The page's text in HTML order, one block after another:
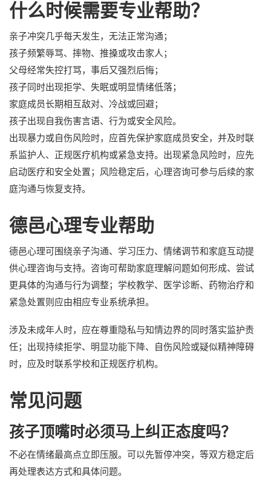
什么时候需要专业帮助？
亲子冲突几乎每天发生，无法正常沟通；
孩子频繁辱骂、摔物、推搡或攻击家人；
父母经常失控打骂，事后又强烈后悔；
孩子同时出现拒学、失眠或明显情绪低落；
家庭成员长期相互敌对、冷战或回避；
孩子出现自我伤害言语、行为或安全风险。
出现暴力或自伤风险时，应首先保护家庭成员安全，并及时联
系监护人、正规医疗机构或紧急支持。出现紧急风险时，应先
启动医疗和安全处置；风险稳定后，心理咨询可参与后续的家
庭沟通与恢复支持。
德邑心理专业帮助
德邑心理可围绕亲子沟通、学习压力、情绪调节和家庭互动提
供心理咨询与支持。咨询可帮助家庭理解问题如何形成、尝试
更具体的沟通与行为调整；学校教学、医学诊断、药物治疗和
紧急处置则应由相应专业系统承担。
涉及未成年人时，应在尊重隐私与知情边界的同时落实监护责
任；出现持续拒学、明显功能下降、自伤风险或疑似精神障碍
时，应及时联系学校和正规医疗机构。
常见问题
孩子顶嘴时必须马上纠正态度吗？
不必在情绪最高点立即压服。可以先暂停冲突，等双方稳定后
再处理表达方式和具体问题。